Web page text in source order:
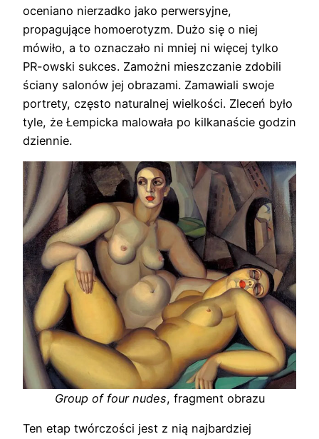
oceniano nierzadko jako perwersyjne,
propagujące homoerotyzm. Dużo się o niej
mówiło, a to oznaczało ni mniej ni więcej tylko
PR-owski sukces. Zamożni mieszczanie zdobili
ściany salonów jej obrazami. Zamawiali swoje
portrety, często naturalnej wielkości. Zleceń było
tyle, że Łempicka malowała po kilkanaście godzin
dziennie.
Group of four nudes, fragment obrazu
Ten etap twórczości jest z nią najbardziej